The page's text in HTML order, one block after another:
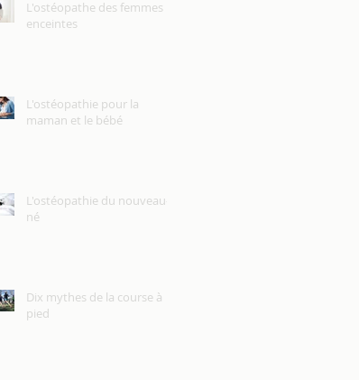
L'ostéopathe des femmes
enceintes
L'ostéopathie pour la
maman et le bébé
L'ostéopathie du nouveau-
né
Dix mythes de la course à
pied